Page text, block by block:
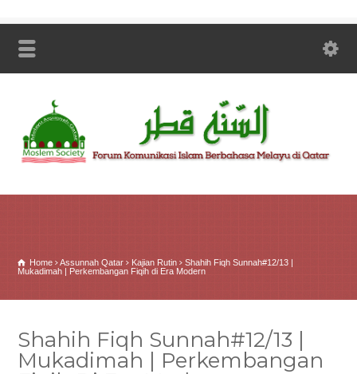
Home Assunnah Qatar Kajian Rutin
Shahih Fiqh Sunnah#12/13 |
Mukadimah | Perkembangan Fiqih di Era Modern
Shahih Fiqh Sunnah#12/13 |
Mukadimah | Perkembangan